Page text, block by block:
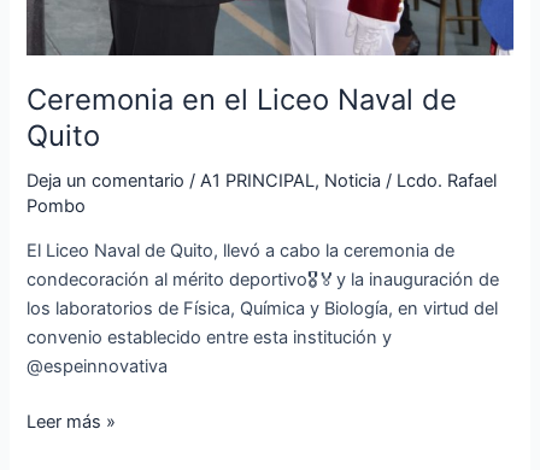
Ceremonia en el Liceo Naval de
Quito
Deja un comentario /A1 PRINCIPAL, Noticia / Lcdo. Rafael
Pombo
El Liceo Naval de Quito, llevó a cabo la ceremonia de
condecoración al mérito deportivo🎖️🏅y la inauguración de
los laboratorios de Física, Química y Biología, en virtud del
convenio establecido entre esta institución y
@espeinnovativa
Leer más »